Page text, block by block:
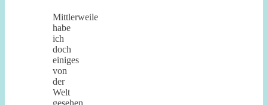
Mittlerweile
habe
ich
doch
einiges
von
der
Welt
gesehen